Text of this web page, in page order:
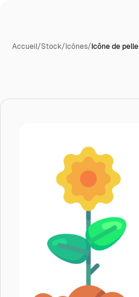
Accueil/Stock/Icônes/Icône de pelle